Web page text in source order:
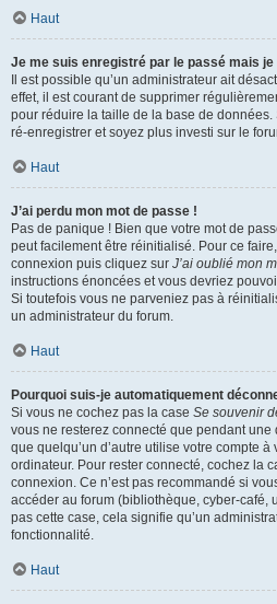
Haut
Je me suis enregistré par le passé mais
Il est possible qu’un administrateur ait
effet, il est courant de supprimer
pour réduire la taille de la base de
ré-enregistrer et soyez plus investi sur le
Haut
J’ai perdu mon mot de passe !
Pas de panique ! Bien que votre mot de
peut facilement être réinitialisé. Pour ce
connexion puis cliquez sur J’ai oublié mon
instructions énoncées et vous devriez
Si toutefois vous ne parveniez pas à
un administrateur du forum.
Haut
Pourquoi suis-je automatiquement
Si vous ne cochez pas la case Se souvenir
vous ne resterez connecté que pendant
que quelqu’un d’autre utilise votre compte
ordinateur. Pour rester connecté, cochez la
connexion. Ce n’est pas recommandé si
accéder au forum (bibliothèque, cyber-café,
pas cette case, cela signifie qu’un
fonctionnalité.
Haut